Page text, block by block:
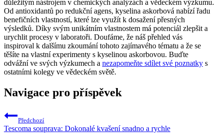
důležitým nástrojem v chemických analýzách a vědeckém výzkumu.
Od antioxidantů po redukční agens, kyselina askorbová nabízí řadu
benefičních vlastností, které lze využít k dosažení přesných
výsledků. Díky svým unikátním vlastnostem má potenciál zlepšit a
urychlit procesy v laboratoři. Doufáme, že náš přehled vás
inspiroval k dalšímu zkoumání tohoto zajímavého tématu a že se
těšíte na vlastní experimenty s kyselinou askorbovou. Buďte
odvážní ve svých výzkumech a nezapomeňte sdílet své poznatky s
ostatními kolegy ve vědeckém světě.
Navigace pro příspěvek
Předchozí
Tescoma souprava: Dokonalé kvašení snadno a rychle